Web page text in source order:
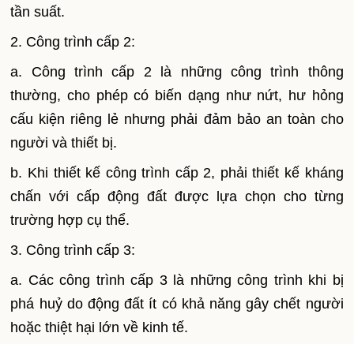
tần suất.
2. Công trình cấp 2:
a. Công trình cấp 2 là những công trình thông
thường, cho phép có biến dạng như nứt, hư hỏng
cấu kiện riêng lẻ nhưng phải đảm bảo an toàn cho
người và thiết bị.
b. Khi thiết kế công trình cấp 2, phải thiết kế kháng
chấn với cấp động đất được lựa chọn cho từng
trường hợp cụ thể.
3. Công trình cấp 3:
a. Các công trình cấp 3 là những công trình khi bị
phá huỷ do động đất ít có khả năng gây chết người
hoặc thiệt hại lớn về kinh tế.